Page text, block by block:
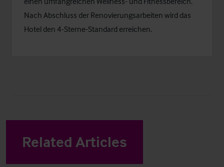
Nach Abschluss der Renovierungsarbeiten wird das
Hotel den 4-Sterne-Standard erreichen.
Related Articles